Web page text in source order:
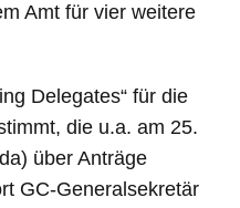
Amt für vier weitere
Delegates“ für die
die u.a. am 25.
über Anträge
GC-Generalsekretär